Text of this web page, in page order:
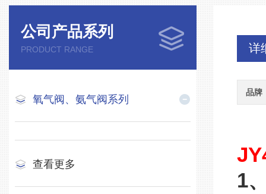
公司产品系列
PRODUCT RANGE
氧气阀、氨气阀系列
查看更多
详
品牌
1